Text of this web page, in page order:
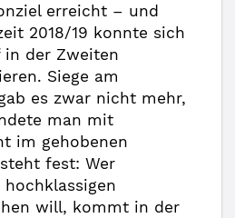
erreicht – und
2018/19 konnte sich
in der Zweiten
Siege am
es zwar nicht mehr,
man mit
im gehobenen
fest: Wer
will, kommt in der